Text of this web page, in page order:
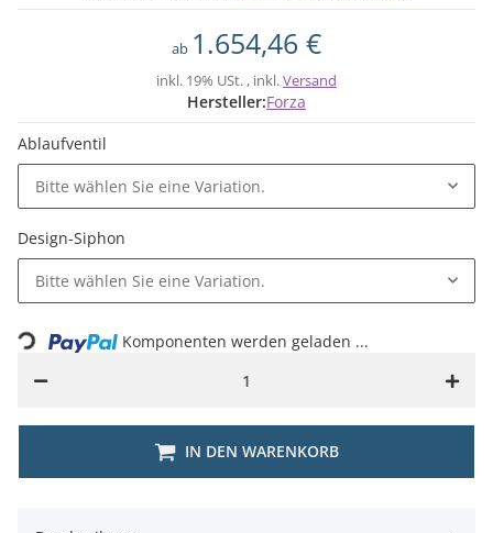
ab 1.654,46 €
inkl. 19% USt. , inkl.Versand
Hersteller:Forza
Ablaufventil
Bitte wählen Sie eine Variation.
Design-Siphon
Bitte wählen Sie eine Variation.
IN DEN WARENKORB
Loading... Komponenten werden geladen ...